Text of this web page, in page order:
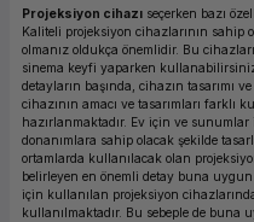
Bileşenleri
Makinesi
Projeksiyon cihazı seçerken bazı
Kaliteli projeksiyon cihazlarının
olmanız oldukça önemlidir. Bu
sinema keyfi yaparken
detayların başında, cihazın tasarımı
cihazının amacı ve tasarımları farklı
hazırlanmaktadır. Ev için ve
donanımlara sahip olacak şekilde
ortamlarda kullanılacak olan
belirleyen en önemli detay buna
için kullanılan projeksiyon
kullanılmaktadır. Bu sebeple de buna